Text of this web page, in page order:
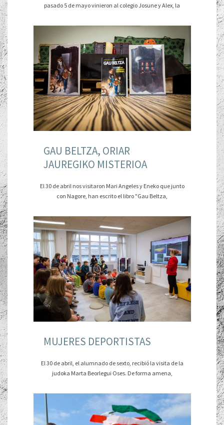
pasado 5 de mayo vinieron al colegio Josune y Alex, la
GAU BELTZA, ORIAR
JAUREGIKO MISTERIOA
El 30 de abril nos visitaron Mari Angeles y Eneko que junto
con Nagore, han escrito el libro "Gau Beltza,
MUJERES DEPORTISTAS
El 30 de abril, el alumnado de sexto, recibió la visita de la
judoka Marta Beorlegui Oses. De forma amena,